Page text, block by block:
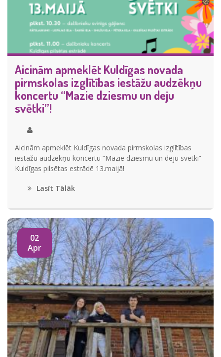
Aicinām apmeklēt Kuldīgas novada
pirmskolas izglītības iestāžu audzēkņu
koncertu “Mazie dziesmu un deju
svētki”!
Aicinām apmeklēt Kuldīgas novada pirmskolas izglītības
iestāžu audzēkņu koncertu “Mazie dziesmu un deju svētki”
Kuldīgas pilsētas estrādē 13.maijā!
Lasīt Tālāk
02
Apr